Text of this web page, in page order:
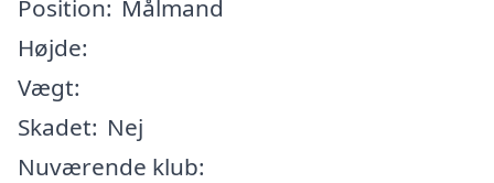
Position: Målmand
Højde:
Vægt:
Skadet: Nej
Nuværende klub: